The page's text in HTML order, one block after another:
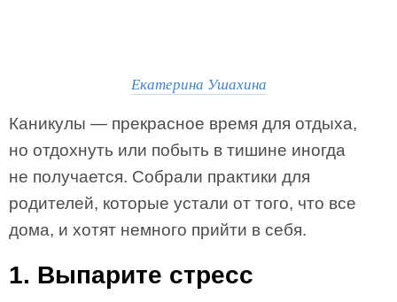
Екатерина Ушахина
Каникулы — прекрасное время для отдыха,
но отдохнуть или побыть в тишине иногда
не получается. Собрали практики для
родителей, которые устали от того, что все
дома, и хотят немного прийти в себя.
1. Выпарите стресс